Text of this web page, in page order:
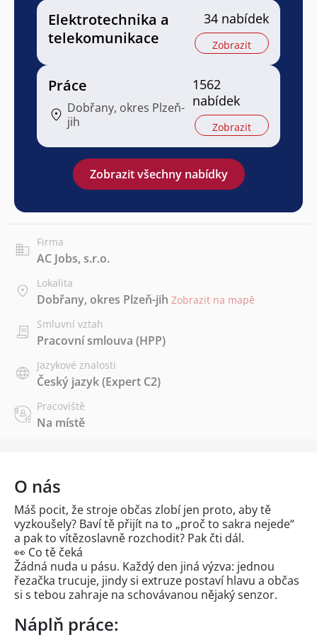
Elektrotechnika a
telekomunikace
34 nabídek
Zobrazit
Práce
Dobřany, okres Plzeň-
jih
1562
nabídek
Zobrazit
Zobrazit všechny nabídky
Firma
AC Jobs, s.r.o.
Lokalita
Dobřany, okres Plzeň-jih Zobrazit na mapě
Smluvní vztah
Pracovní smlouva (HPP)
Jazykové znalosti
Český jazyk(Expert C2)
Pracoviště
Na místě
O nás
Máš pocit, že stroje občas zlobí jen proto, aby tě
vyzkoušely? Baví tě přijít na to „proč to sakra nejede“
a pak to vítězoslavně rozchodit? Pak čti dál.
👀 Co tě čeká
Žádná nuda u pásu. Každý den jiná výzva: jednou
řezačka trucuje, jindy si extruze postaví hlavu a občas
si s tebou zahraje na schovávanou nějaký senzor.
Náplň práce: